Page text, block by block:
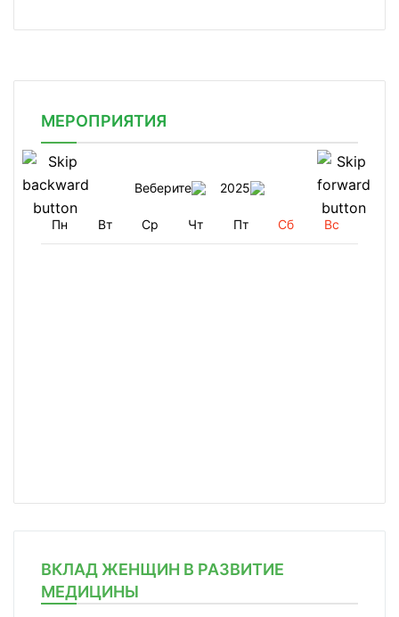
МЕРОПРИЯТИЯ
Веберите 2025
Пн Вт Ср Чт Пт Сб Вс
ВКЛАД ЖЕНЩИН В РАЗВИТИЕ
МЕДИЦИНЫ